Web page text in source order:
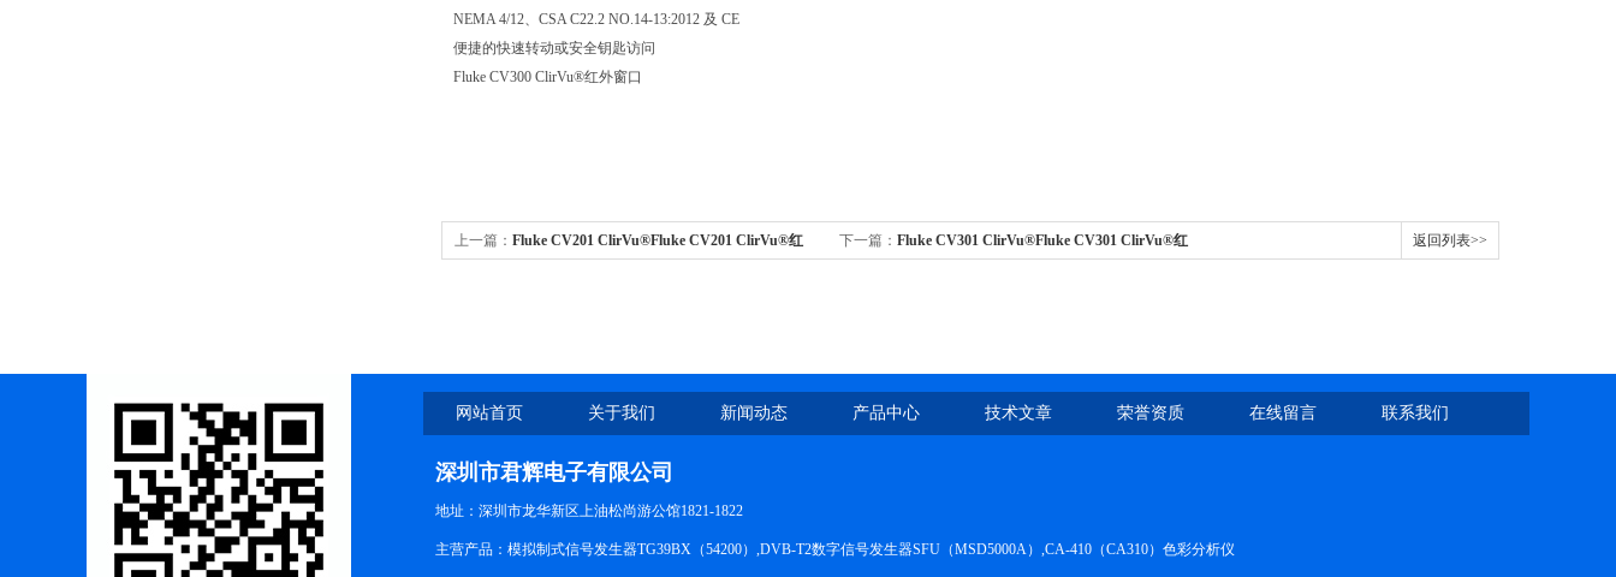
NEMA 4/12、CSA C22.2 NO.14-13:2012 及 CE
便捷的快速转动或安全钥匙访问
Fluke CV300 ClirVu®红外窗口
上一篇： Fluke CV201 ClirVu®Fluke CV201 ClirVu®红 下一篇： Fluke CV301 ClirVu®Fluke CV301 ClirVu®红 返回列表>>
网站首页 关于我们 新闻动态 产品中心 技术文章 荣誉资质 在线留言 联系我们
深圳市君辉电子有限公司
地址：深圳市龙华新区上油松尚游公馆1821-1822
主营产品：模拟制式信号发生器TG39BX（54200）,DVB-T2数字信号发生器SFU（MSD5000A）,CA-410（CA310）色彩分析仪